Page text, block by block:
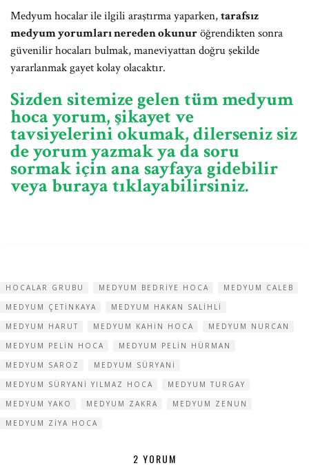
Medyum hocalar ile ilgili araştırma yaparken,tarafsız
medyum yorumları nereden okunuröğrendikten sonra
güvenilir hocaları bulmak, maneviyattan doğru şekilde
yararlanmak gayet kolay olacaktır.
Sizden sitemize gelen tüm medyum
hoca yorum, şikayet ve
tavsiyelerini okumak, dilerseniz siz
de yorum yazmak ya da soru
sormak için ana sayfaya gidebilir
veya buraya tıklayabilirsiniz.
HOCALAR GRUBU MEDYUM BEDRIYE HOCA
MEDYUM CALEB
MEDYUM ÇETINKAYA
MEDYUM HAKAN SALIHLI
MEDYUM HARUT
MEDYUM KAHIN HOCA
MEDYUM NURCAN
MEDYUM PELIN HOCA
MEDYUM PELIN HÜRMAN
MEDYUM SAROZ
MEDYUM SÜRYANI
MEDYUM SÜRYANI YILMAZ HOCA
MEDYUM TURGAY
MEDYUM YAKO
MEDYUM ZAKRA
MEDYUM ZENUN
MEDYUM ZIYA HOCA
2 YORUM